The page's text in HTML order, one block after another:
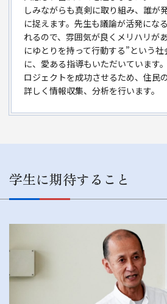
しみながらも真剣に取り組み、誰が
に捉えます。先生も議論が活発にな
れるので、雰囲気が良くメリハリが
にゆとりを持って行動する”という
に、愛ある指導もいただいています
ロジェクトを成功させるため、住民
詳しく情報収集、分析を行います。
学生に期待すること